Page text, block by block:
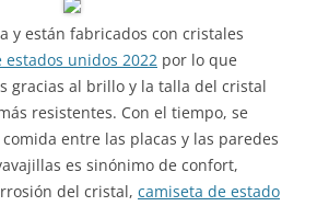
y están fabricados con cristales
unidos 2022 por lo que
gracias al brillo y la talla del cristal
resistentes. Con el tiempo, se
entre las placas y las paredes
es sinónimo de confort,
del cristal, camiseta de estado